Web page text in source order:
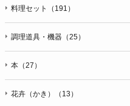
料理セット（191）
調理道具・機器（25）
本（27）
花卉（かき）（13）